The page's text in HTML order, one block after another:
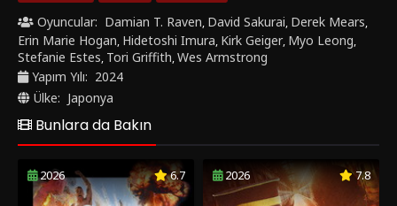
Oyuncular: Damian T. Raven, David Sakurai, Derek Mears,
Erin Marie Hogan, Hidetoshi Imura, Kirk Geiger, Myo Leong,
Stefanie Estes, Tori Griffith,Wes Armstrong
Yapım Yılı: 2024
Ülke: Japonya
Bunlara da Bakın
2026 6.7 2026 7.8